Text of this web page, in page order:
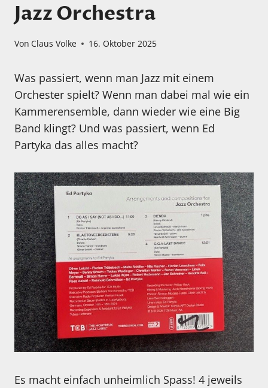
Jazz Orchestra
Von Claus Volke 16. Oktober 2025
Was passiert, wenn man Jazz mit einem
Orchester spielt? Wenn man dabei mal wie ein
Kammerensemble, dann wieder wie eine Big
Band klingt? Und was passiert, wenn Ed
Partyka das alles macht?
Es macht einfach unheimlich Spass! 4 jeweils